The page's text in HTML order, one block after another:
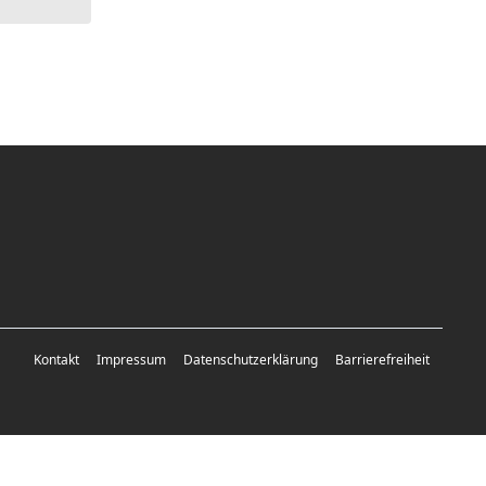
Kontakt Impressum Datenschutzerklärung Barrierefreiheit